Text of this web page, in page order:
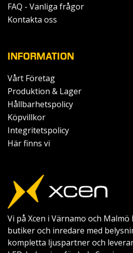
FAQ - Vanliga frågor
Kontakta oss
INFORMATION
Vårt Företag
Produktion & Lager
Hållbarhetspolicy
Köpvillkor
Integritetspolicy
Här finns vi
Vi på Xcen i Värnamo och
butiker och inredare med
kompletta ljuspartner och